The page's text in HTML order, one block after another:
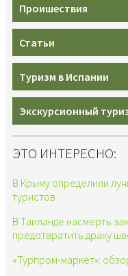
Проишествия
Статьи
Туризм в Испании
Экскурсионный
ЭТО ИНТЕРЕСНО:
В Крыму определили
туристов
В Таиланде насмерть
предотвратить драку
«Турпром-маркет»: